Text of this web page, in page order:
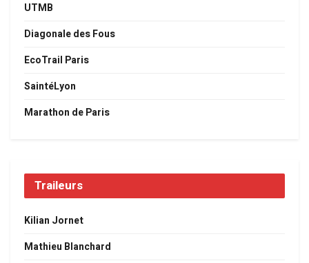
UTMB
Diagonale des Fous
EcoTrail Paris
SaintéLyon
Marathon de Paris
Traileurs
Kilian Jornet
Mathieu Blanchard